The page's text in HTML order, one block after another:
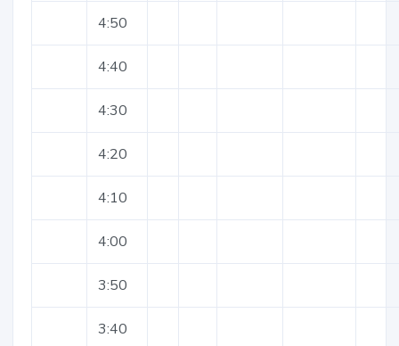
4:50
4:40
4:30
4:20
4:10
4:00
3:50
3:40